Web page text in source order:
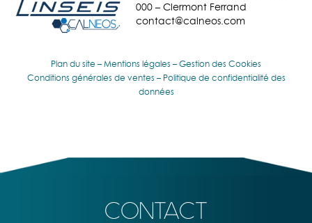
000 – Clermont Ferrand
contact@calneos.com
Plan du site – Mentions légales – Gestion des Cookies
Conditions générales de ventes – Politique de confidentialité des
données
CONTACT